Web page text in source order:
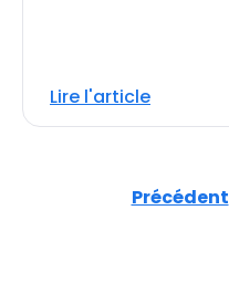
Lire l'article
Précédent